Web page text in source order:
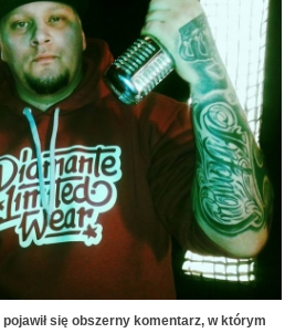
się obszerny komentarz, w którym